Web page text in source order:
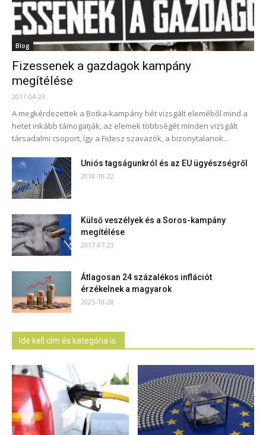
Blog
Fizessenek a gazdagok kampány
megítélése
2017-04-23
A megkérdezettek a Botka-kampány hét vizsgált eleméből mind a
hetet inkább támogatják, az elemek többségét minden vizsgált
társadalmi csoport, így a Fidesz szavazók, a bizonytalanok...
Uniós tagságunkról és az EU ügyészségről
2018-10-22
Külső veszélyek és a Soros-kampány
megítélése
2017-07-23
Átlagosan 24 százalékos inflációt
érzékelnek a magyarok
2025-10-28
Ide kell cím és kategória is.